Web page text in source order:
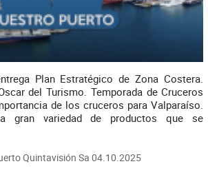
Plan Estratégico de Zona Costera.
del Turismo. Temporada de Cruceros
de los cruceros para Valparaíso.
la gran variedad de productos que se
Quintavisión Sa 04.10.2025